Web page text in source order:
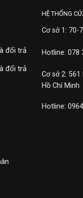
đổi trả
đổi trả
HỆ THỐNG
Cơ sở 1: 70-
Hotline: 078
Cơ sở 2:
Hồ Chí Minh
Hotline: